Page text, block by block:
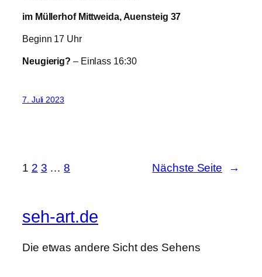
im Müllerhof Mittweida, Auensteig 37
Beginn 17 Uhr
Neugierig? – Einlass 16:30
7. Juli 2023
1 2 3 … 8 Nächste Seite →
seh-art.de
Die etwas andere Sicht des Sehens